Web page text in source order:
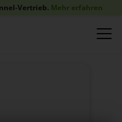
Vertrieb. Mehr erfahren